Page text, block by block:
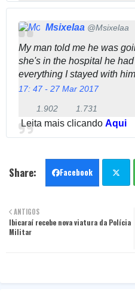
7
6
9
R
e
t
t
s
7
9
3
f
a
i
o
Msixelaa @Msixelaa
My man told me he was
she's in the hospital he
everything I stayed with
17: 47 - 27 Mar 2017
1.902
.
e
t
e
1.731
Leita mais clicando Aqui
Facebook
ter
ANTIGOS
Ibicaraí recebe nova viatura da Polícia
Militar